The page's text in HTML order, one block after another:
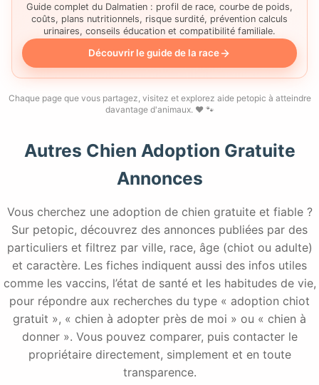
Guide complet du Dalmatien : profil de race, courbe de poids,
coûts, plans nutritionnels, risque surdité, prévention calculs
urinaires, conseils éducation et compatibilité familiale.
Découvrir le guide de la race
Chaque page que vous partagez, visitez et explorez aide petopic à atteindre
davantage d'animaux. ❤️ 🐾
Autres Chien Adoption Gratuite
Annonces
Vous cherchez une adoption de chien gratuite et fiable ?
Sur petopic, découvrez des annonces publiées par des
particuliers et filtrez par ville, race, âge (chiot ou adulte)
et caractère. Les fiches indiquent aussi des infos utiles
comme les vaccins, l’état de santé et les habitudes de vie,
pour répondre aux recherches du type « adoption chiot
gratuit », « chien à adopter près de moi » ou « chien à
donner ». Vous pouvez comparer, puis contacter le
propriétaire directement, simplement et en toute
transparence.